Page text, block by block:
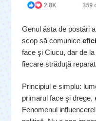
Genul ăsta de postări
scop să comunice
face şi Ciucu, dar de
fiecare străduţă
Principiul e simplu:
primarul face şi drege,
Fenomenul